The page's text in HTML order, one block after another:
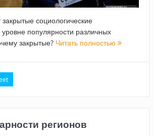
социологические
популярности различных
закрытые? Читать полностью
регионов